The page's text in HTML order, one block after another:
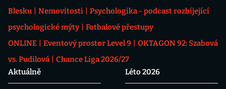
Blesku
Nemovitosti
Psychologika - podcast rozbíjející
psychologické mýty
Fotbalové přestupy
ONLINE
Eventový prostor Level 9
OKTAGON 92: Szabová
vs. Pudilová
Chance Liga 2026/27
Aktuálně
Léto 2026